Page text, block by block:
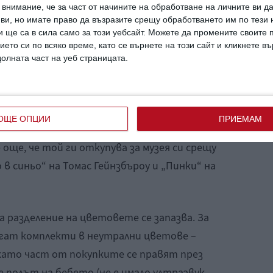
че за част от начините на обработване на личните ви
ви, но имате право да възразите срещу обработването им по тези
ще са в сила само за този уебсайт. Можете да промените своите
си по всяко време, като се върнете на този сайт и кликнете
част на уеб страницата.
ОПЦИИ ПРИЕМАМ
синьо.
1926 година списание „Vogue“ вече
тенденция: светло синьо за момчетата
на силния пол“, а розово – за
от изкуството и, че 2 картини
на американския железопътен магнат
че той ги откупува за музея си срещу
синьо“ на Томас Гейнзбъроу и „Пинки“ на
на цветовете се запазва. За
комплекти в неутрални цветове –
част от покупките се правят през